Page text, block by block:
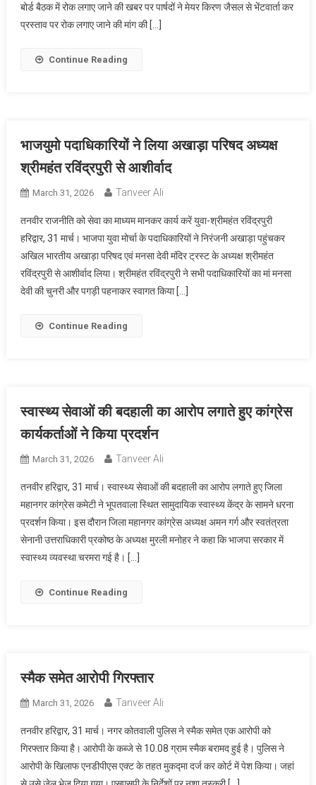
बोर्ड बैठक में रोक लगाए जाने की खबर पर पार्षदों ने मेयर किरण जैसल से भेंटवार्ता कर
प्रस्ताव पर रोक लगाए जाने की मांग की […]
Continue Reading
भाजयुमो पदाधिकारियों ने लिया अखाड़ा परिषद अध्यक्ष
श्रीमहंत रविंद्रपुरी से आशीर्वाद
March 31, 2026 Tanveer Ali
तनवीर राजनीति को सेवा का माध्यम मानकर कार्य करें युवा-श्रीमहंत रविंद्रपुरी
हरिद्वार, 31 मार्च। भाजपा युवा मोर्चा के पदाधिकारियों ने निरंजनी अखाड़ा पहुंचकर
अखिल भारतीय अखाड़ा परिषद एवं मनसा देवी मंदिर ट्रस्ट के अध्यक्ष श्रीमहंत
रविंद्रपुरी से आशीर्वाद लिया। श्रीमहंत रविंद्रपुरी ने सभी पदाधिकारियों का मां मनसा
देवी की चुनरी और पगड़ी पहनाकर स्वागत किया […]
Continue Reading
स्वास्थ्य सेवाओं की बदहाली का आरोप लगाते हुए कांग्रेस
कार्यकर्ताओं ने किया प्रदर्शन
March 31, 2026 Tanveer Ali
तनवीर हरिद्वार, 31 मार्च। स्वास्थ्य सेवाओं की बदहाली का आरोप लगाते हुए जिला
महानगर कांग्रेस कमेटी ने भूपतवाला स्थित सामुदायिक स्वास्थ्य केंद्र के सामने धरना
प्रदर्शन किया। इस दौरान जिला महानगर कांग्रेस अध्यक्ष अमन गर्ग और स्वतंत्रता
सेनानी उत्तराधिकारी प्रकोष्ठ के अध्यक्ष मुरली मनोहर ने कहा कि भाजपा सरकार में
स्वास्थ्य व्यवस्था चरमरा गई है। […]
Continue Reading
स्मैक समेत आरोपी गिरफ्तार
March 31, 2026 Tanveer Ali
तनवीर हरिद्वार, 31 मार्च। नगर कोतवाली पुलिस ने स्मैक समेत एक आरोपी को
गिरफ्तार किया है। आरोपी के कब्जे से 10.08 ग्राम स्मैक बरामद हुई है। पुलिस ने
आरोपी के खिलाफ एनडीपीएस एक्ट के तहत मुकद्मा दर्ज कर कोर्ट में पेश किया। जहां